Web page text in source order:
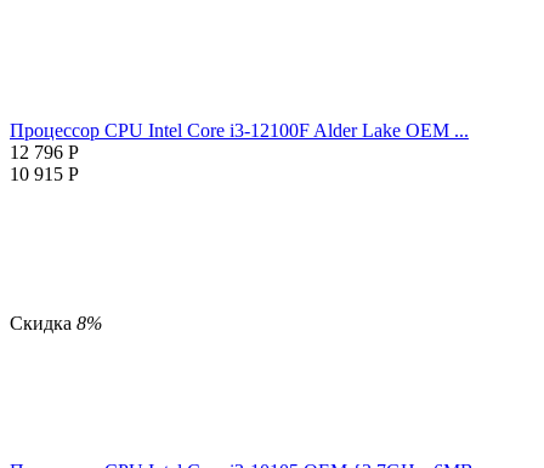
Процессор CPU Intel Core i3-12100F Alder Lake OEM ...
12 796 Р
10 915 Р
Скидка 8%